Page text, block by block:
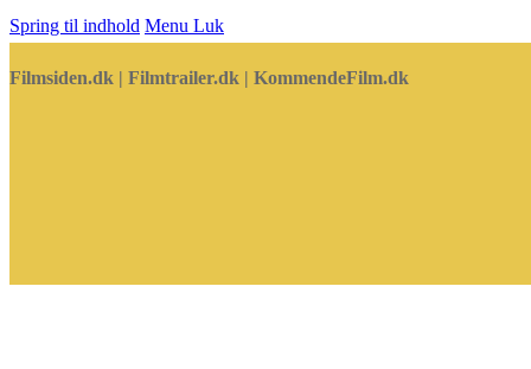
Spring til indhold Menu Luk
Filmsiden.dk | Filmtrailer.dk | KommendeFilm.dk